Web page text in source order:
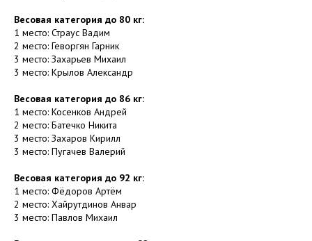
Весовая категория до 80 кг:
1 место: Страус Вадим
2 место: Геворгян Гарник
3 место: Захарьев Михаил
3 место: Крылов Александр
Весовая категория до 86 кг:
1 место: Косенков Андрей
2 место: Батечко Никита
3 место: Захаров Кирилл
3 место: Пугачев Валерий
Весовая категория до 92 кг:
1 место: Фёдоров Артём
2 место: Хайрутдинов Анвар
3 место: Павлов Михаил